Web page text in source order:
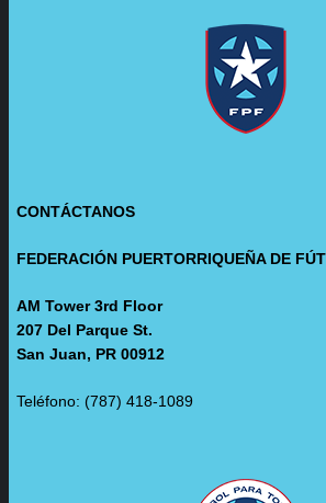
CONTÁCTANOS
FEDERACIÓN PUERTORRIQUEÑA DE
AM Tower 3rd Floor
207 Del Parque St.
San Juan, PR 00912
Teléfono: (787) 418-1089